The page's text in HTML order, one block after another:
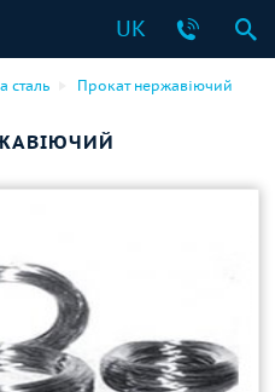
UK
сталь Прокат нержавіючий